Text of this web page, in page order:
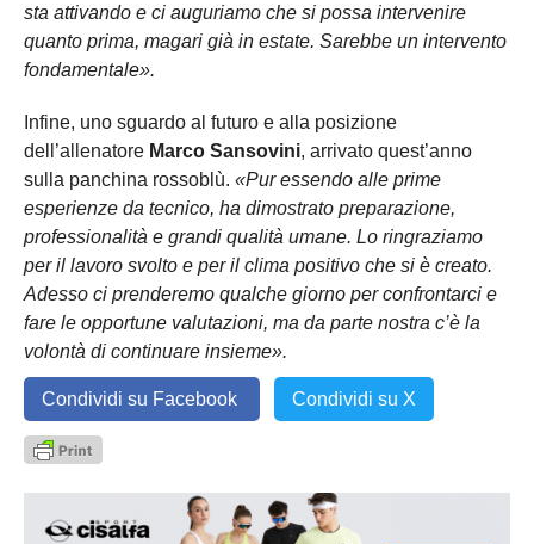
sta attivando e ci auguriamo che si possa intervenire
quanto prima, magari già in estate. Sarebbe un intervento
fondamentale».
Infine, uno sguardo al futuro e alla posizione
dell’allenatore Marco Sansovini, arrivato quest’anno
sulla panchina rossoblù. «Pur essendo alle prime
esperienze da tecnico, ha dimostrato preparazione,
professionalità e grandi qualità umane. Lo ringraziamo
per il lavoro svolto e per il clima positivo che si è creato.
Adesso ci prenderemo qualche giorno per confrontarci e
fare le opportune valutazioni, ma da parte nostra c’è la
volontà di continuare insieme».
Condividi su Facebook Condividi su X